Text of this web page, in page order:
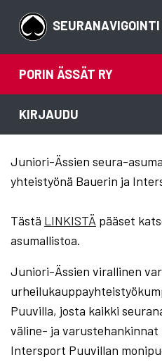
SEURANAVIGOINTI
PORIN ÄSSÄT RY
KIRJAUDU
Juniori-Ässien seura-
yhteistyönä Bauerin ja
Tästä LINKISTÄ pääset
asumallistoa.
Juniori-Ässien virallinen
Puuvilla, josta kaikki
väline- ja
Intersport Puuvillan